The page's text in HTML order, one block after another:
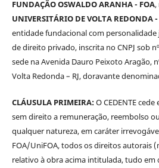
FUNDAÇÃO OSWALDO ARANHA - FOA,
UNIVERSITÁRIO DE VOLTA REDONDA
entidade fundacional com
de direito privado, inscrita no CNPJ sob
sede na Avenida Dauro Peixoto Aragão,
Volta Redonda – RJ, doravante
CLÁUSULA PRIMEIRA:O CEDENTE
sem direito a remuneração, reembolso
qualquer natureza, em caráter
FOA/UniFOA, todos os direitos autorais
relativo à obra acima intitulada, tudo em